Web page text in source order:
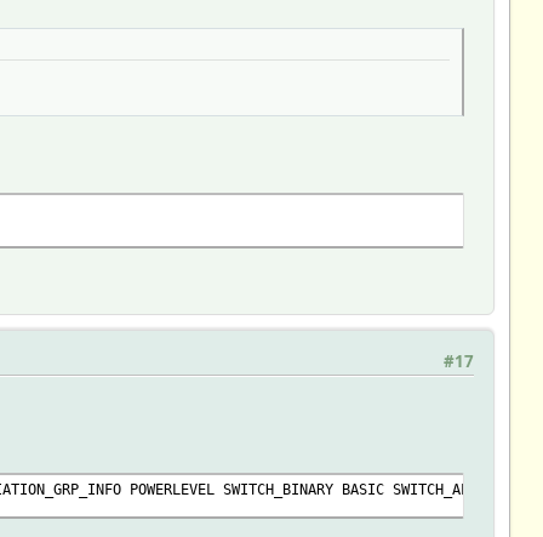
#17
POWERLEVEL SWITCH_BINARY BASIC SWITCH_ALL METER